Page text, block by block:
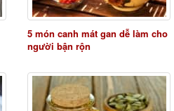
5 món canh mát gan dễ làm cho
người bận rộn